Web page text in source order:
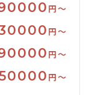
円〜
円〜
円〜
円〜